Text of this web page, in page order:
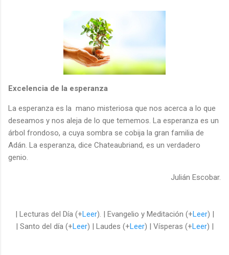
Excelencia de la esperanza
La esperanza es la mano misteriosa que nos acerca a lo que
deseamos y nos aleja de lo que tememos. La esperanza es un
árbol frondoso, a cuya sombra se cobija la gran familia de
Adán. La esperanza, dice Chateaubriand, es un verdadero
genio.
Julián Escobar.
| Lecturas del Día (+Leer). | Evangelio y Meditación (+Leer) |
| Santo del día (+Leer) | Laudes (+Leer) | Vísperas (+Leer) |